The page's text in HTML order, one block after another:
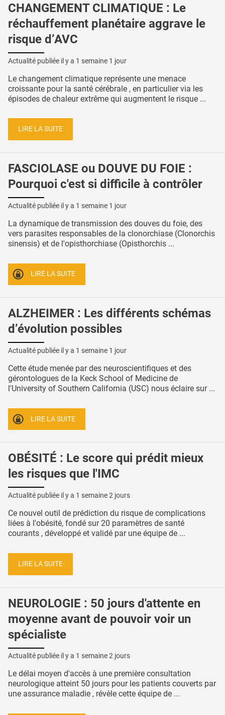
CHANGEMENT CLIMATIQUE : Le
réchauffement planétaire aggrave le
risque d’AVC
Actualité publiée il y a 1 semaine 1 jour
Le changement climatique représente une menace
croissante pour la santé cérébrale , en particulier via les
épisodes de chaleur extrême qui augmentent le risque ...
LIRE LA SUITE
FASCIOLASE ou DOUVE DU FOIE :
Pourquoi c'est si difficile à contrôler
Actualité publiée il y a 1 semaine 1 jour
La dynamique de transmission des douves du foie, des
vers parasites responsables de la clonorchiase (Clonorchis
sinensis) et de l'opisthorchiase (Opisthorchis ...
LIRE LA SUITE
ALZHEIMER : Les différents schémas
d’évolution possibles
Actualité publiée il y a 1 semaine 1 jour
Cette étude menée par des neuroscientifiques et des
gérontologues de la Keck School of Medicine de
l'University of Southern California (USC) nous éclaire sur ...
LIRE LA SUITE
OBÉSITÉ : Le score qui prédit mieux
les risques que l'IMC
Actualité publiée il y a 1 semaine 2 jours
Ce nouvel outil de prédiction du risque de complications
liées à l'obésité, fondé sur 20 paramètres de santé
courants , développé et validé par une équipe de ...
LIRE LA SUITE
NEUROLOGIE : 50 jours d'attente en
moyenne avant de pouvoir voir un
spécialiste
Actualité publiée il y a 1 semaine 2 jours
Le délai moyen d'accès à une première consultation
neurologique atteint 50 jours pour les patients couverts par
une assurance maladie , révèle cette équipe de ...